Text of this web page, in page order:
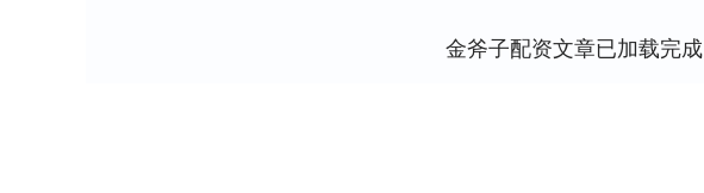
金斧子配资文章已加载完成